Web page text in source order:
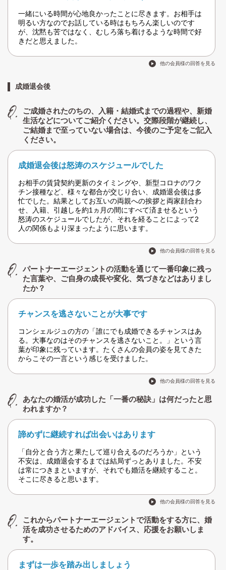
一緒にいる時間が心地良かったことに尽きます。お相手は
明るい方なのでお話している時はもちろん楽しいのです
が、沈黙も苦ではなく、むしろ落ち着けるような時間で好
きだと思えました。
他の会員様の回答を見る
成婚退会後
ご成婚されたのちの、入籍・結婚式までの過程や、新婚
生活などについてご紹介ください。交際段階が継続し、
ご結婚まで至っていない場合は、今後のご予定をご記入
ください。
成婚退会後は怒涛のスケジュールでした
お相手の賃貸契約更新のタイミングや、新型コロナのワク
チン接種など、様々な都合が交じり合い、成婚退会後は多
忙でした。結果としてお互いの両親への挨拶と両家顔合わ
せ、入籍、引越しを約1ヵ月の間にすべて済ませるという
怒涛のスケジュールでしたが、それを経ることによって2
人の関係もより深まったように思います。
他の会員様の回答を見る
パートナーエージェントの活動を通じて一番印象に残っ
た言葉や、ご自身の成長や変化、気づきなどはありまし
たか？
チャンスを逃さないことが大事です
コンシェルジュの方の「誰にでも成婚できるチャンスはあ
る。大事なのはそのチャンスを逃さないこと。」という言
葉が印象に残っています。たくさんの会員の姿を見てきた
からこその一言という感じを受けました。
他の会員様の回答を見る
あなたの婚活が成功した「一番の秘訣」は何だったと思
われますか？
諦めずに継続すれば出会いはあります
「自分と合う方と果たして巡り合えるのだろうか」という
不安は、成婚退会するまでは結局ずっとありました。不安
は常につきまといますが、それでも婚活を継続すること。
そこに尽きると思います。
他の会員様の回答を見る
これからパートナーエージェントで活動をする方に、婚
活を成功させるためのアドバイス、応援をお願いしま
す。
まずは一歩を踏み出しましょう